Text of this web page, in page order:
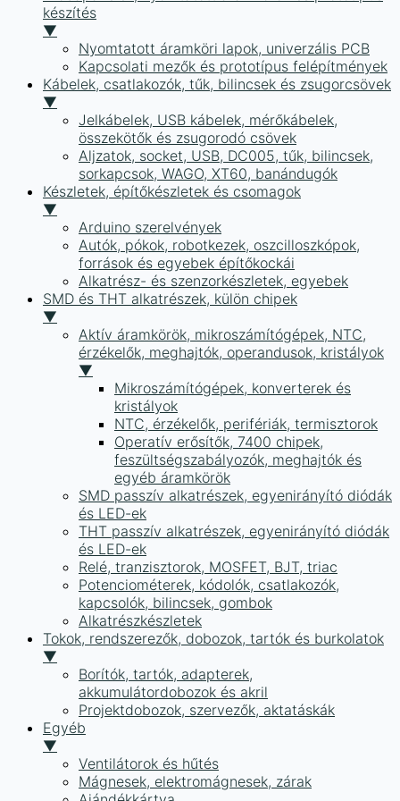
készítés
▼
Nyomtatott áramköri lapok, univerzális PCB
Kapcsolati mezők és prototípus felépítmények
Kábelek, csatlakozók, tűk, bilincsek és zsugorcsövek
▼
Jelkábelek, USB kábelek, mérőkábelek,
összekötők és zsugorodó csövek
Aljzatok, socket, USB, DC005, tűk, bilincsek,
sorkapcsok, WAGO, XT60, banándugók
Készletek, építőkészletek és csomagok
▼
Arduino szerelvények
Autók, pókok, robotkezek, oszcilloszkópok,
források és egyebek építőkockái
Alkatrész- és szenzorkészletek, egyebek
SMD és THT alkatrészek, külön chipek
▼
Aktív áramkörök, mikroszámítógépek, NTC,
érzékelők, meghajtók, operandusok, kristályok
▼
Mikroszámítógépek, konverterek és
kristályok
NTC, érzékelők, perifériák, termisztorok
Operatív erősítők, 7400 chipek,
feszültségszabályozók, meghajtók és
egyéb áramkörök
SMD passzív alkatrészek, egyenirányító diódák
és LED-ek
THT passzív alkatrészek, egyenirányító diódák
és LED-ek
Relé, tranzisztorok, MOSFET, BJT, triac
Potenciométerek, kódolók, csatlakozók,
kapcsolók, bilincsek, gombok
Alkatrészkészletek
Tokok, rendszerezők, dobozok, tartók és burkolatok
▼
Borítók, tartók, adapterek,
akkumulátordobozok és akril
Projektdobozok, szervezők, aktatáskák
Egyéb
▼
Ventilátorok és hűtés
Mágnesek, elektromágnesek, zárak